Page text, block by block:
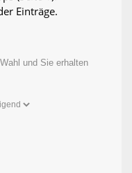
Einträge.
und Sie erhalten